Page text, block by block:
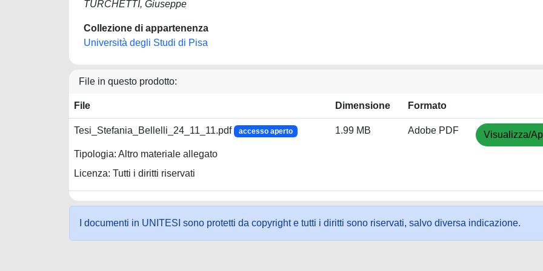
TURCHETTI, Giuseppe
Collezione di appartenenza
Università degli Studi di Pisa
File in questo prodotto:
File Dimensione Formato
Tesi_Stefania_Bellelli_24_11_11.pdf accesso aperto
Tipologia: Altro materiale allegato
Licenza: Tutti i diritti riservati
1.99 MB Adobe PDF Visualizza/
I documenti in UNITESI sono protetti da copyright e tutti i diritti sono riservati, salvo diversa indicazione.